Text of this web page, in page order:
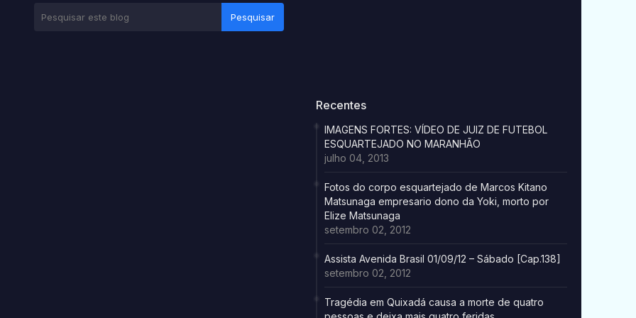
Recentes
IMAGENS FORTES: VÍDEO DE JUIZ DE FUTEBOL
ESQUARTEJADO NO MARANHÃO
julho 04, 2013
Fotos do corpo esquartejado de Marcos Kitano
Matsunaga empresario dono da Yoki, morto por
Elize Matsunaga
setembro 02, 2012
Assista Avenida Brasil 01/09/12 – Sábado [Cap.138]
setembro 02, 2012
Tragédia em Quixadá causa a morte de quatro